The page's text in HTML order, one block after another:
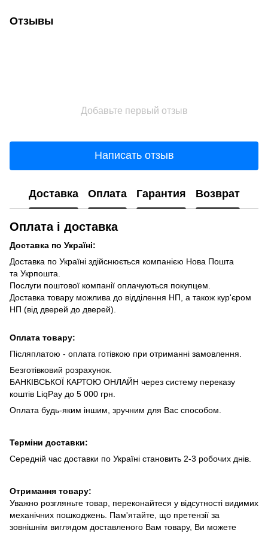
Отзывы
Добавьте первый отзыв
Написать отзыв
Доставка Оплата Гарантия Возврат
Оплата і доставка
Доставка по Україні:
Доставка по Україні здійснюється компанією Нова Пошта
та Укрпошта.
Послуги поштової компанії оплачуються покупцем.
Доставка товару можлива до відділення НП, а також кур'єром
НП (від дверей до дверей).
Оплата товару:
Післяплатою - оплата готівкою при отриманні замовлення.
Безготівковий розрахунок.
БАНКІВСЬКОЇ КАРТОЮ ОНЛАЙН через систему переказу
коштів LiqPay до 5 000 грн.
Оплата будь-яким іншим, зручним для Вас способом.
Терміни доставки:
Середній час доставки по Україні становить 2-3 робочих днів.
Отримання товару:
Уважно розгляньте товар, переконайтеся у відсутності видимих
механічних пошкоджень. Пам'ятайте, що претензії за
зовнішнім виглядом доставленого Вам товару, Ви можете